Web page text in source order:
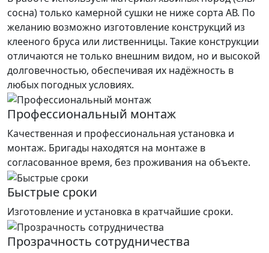
сосна) только камерной сушки не ниже сорта АВ. По
желанию возможно изготовление конструкций из
клееного бруса или лиственницы. Такие конструкции
отличаются не только внешним видом, но и высокой
долговечностью, обеспечивая их надёжность в
любых погодных условиях.
Профессиональный монтаж
Качественная и профессиональная установка и
монтаж. Бригады находятся на монтаже в
согласованное время, без проживания на объекте.
Быстрые сроки
Изготовление и установка в кратчайшие сроки.
Прозрачность сотрудничества